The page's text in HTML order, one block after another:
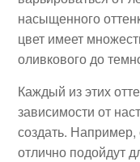
насыщенного
цвет имеет
оливкового до
Каждый из этих
зависимости от
создать.
отлично подойдут